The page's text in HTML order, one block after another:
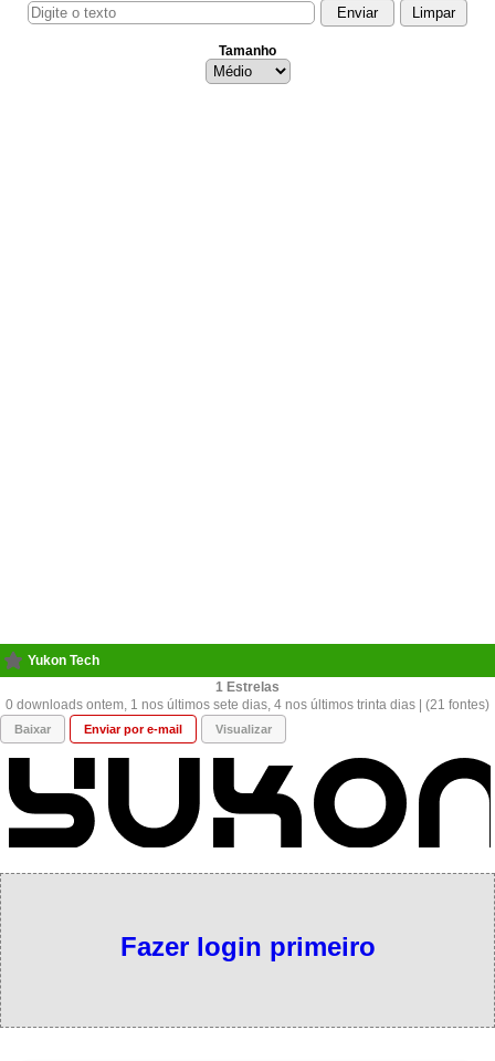
Tamanho
Yukon Tech
1
0 downloads ontem, 1 nos últimos sete dias, 4 nos últimos trinta dias | (21 fontes)
Baixar Enviar por e-mail Visualizar
Fazer login primeiro